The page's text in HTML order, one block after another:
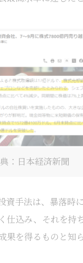
：日本経済新聞
資手法は、暴落時
仕込み、それを持
果を得るものと知